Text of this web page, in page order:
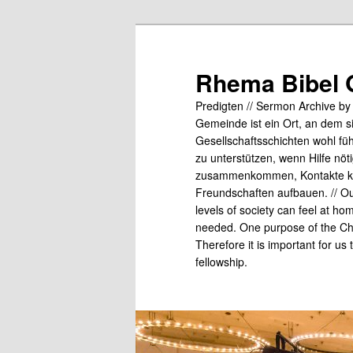
Rhema Bibel
Predigten // Sermon Archive
Gemeinde ist ein Ort, an dem
Gesellschaftsschichten wohl
zu unterstützen, wenn Hilfe
zusammenkommen, Kontakte
Freundschaften aufbauen. //
levels of society can feel at
needed. One purpose of the
Therefore it is important for us
fellowship.